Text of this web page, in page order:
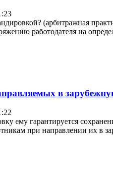
(арбитражная
работодателя на
в
ему гарантируется
при направлении их в